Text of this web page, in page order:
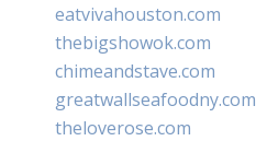
eatvivahouston.com
thebigshowok.com
chimeandstave.com
greatwallseafoodny.com
theloverose.com